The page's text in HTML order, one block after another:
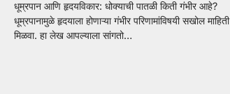
धूम्रपान आणि हृदयविकार: धोक्याची पातळी किती गंभीर आहे?
धूम्रपानामुळे हृदयाला होणाऱ्या गंभीर परिणामांविषयी सखोल माहिती
मिळवा. हा लेख आपल्याला सांगतो…